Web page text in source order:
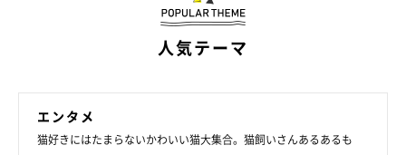
人気テーマ
エンタメ
猫好きにはたまらないかわいい猫大集合。猫飼いさんあるあるも